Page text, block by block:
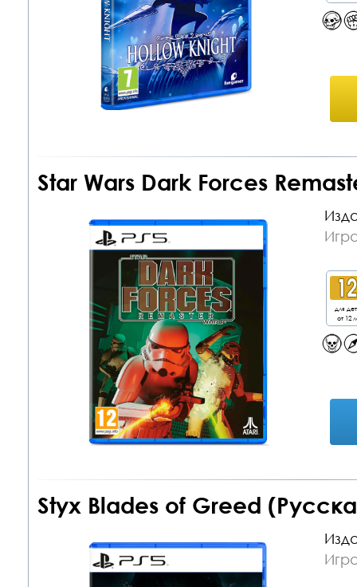
Star Wars Dark Forces
для
от 12
Styx Blades of Greed